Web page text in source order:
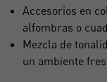
Accesorios en
alfombras o
Mezcla de
un ambiente